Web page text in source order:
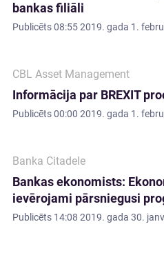
bankas filiāli
Publicēts08:55 2019. gada 1.
CBL Asset Management
Informācija par BREXIT
Publicēts00:00 2019. gada 1.
Banka Citadele
Bankas ekonomists:
ievērojami pārsniegusi
Publicēts 14:08 2019. gada 30.